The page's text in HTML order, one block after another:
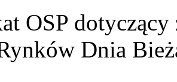
OSP dotyczący
Dnia